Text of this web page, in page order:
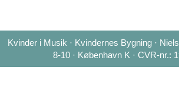
Kvinder i Musik · Kvindernes Bygning ·
8-10 · København K · CVR-nr.: